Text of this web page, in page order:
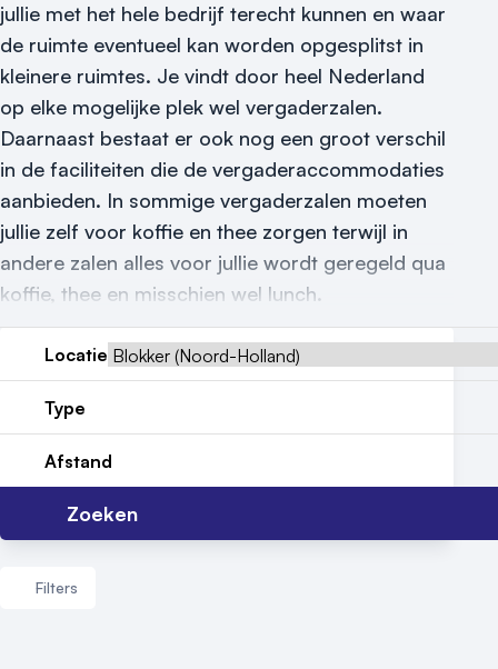
Vraag locatie aan
Locatiegids
Meld locatie aan
Nieuws
Reviews (5⭐️)
Contact
jullie met het hele bedrijf terecht kunnen en waar
de ruimte eventueel kan worden opgesplitst in
kleinere ruimtes. Je vindt door heel Nederland
op elke mogelijke plek wel vergaderzalen.
Daarnaast bestaat er ook nog een groot verschil
in de faciliteiten die de vergaderaccommodaties
aanbieden. In sommige vergaderzalen moeten
jullie zelf voor koffie en thee zorgen terwijl in
andere zalen alles voor jullie wordt geregeld qua
koffie, thee en misschien wel lunch.
Locatie
Type
Afstand
Zoeken
Filters